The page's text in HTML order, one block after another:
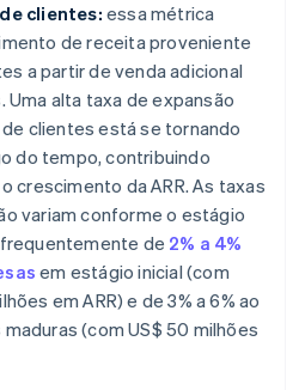
clientes: essa métrica
de receita proveniente
a partir de venda adicional
Uma alta taxa de expansão
clientes está se tornando
do tempo, contribuindo
crescimento da ARR. As taxas
variam conforme o estágio
de 2% a 4%
em estágio inicial (com
em ARR) e de 3% a 6% ao
(com US$ 50 milhões